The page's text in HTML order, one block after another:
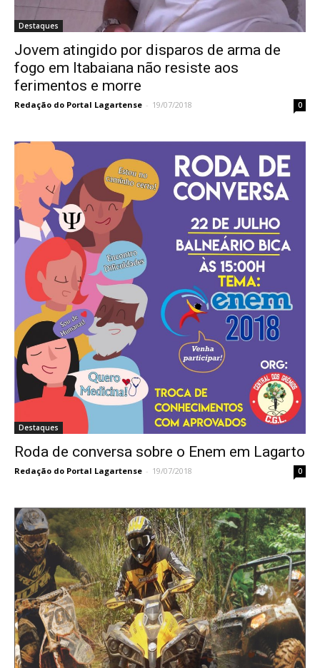
Destaques
Jovem atingido por disparos de arma de
fogo em Itabaiana não resiste aos
ferimentos e morre
Redação do Portal Lagartense - 19/07/2018 0
Destaques
Roda de conversa sobre o Enem em Lagarto
Redação do Portal Lagartense - 19/07/2018 0